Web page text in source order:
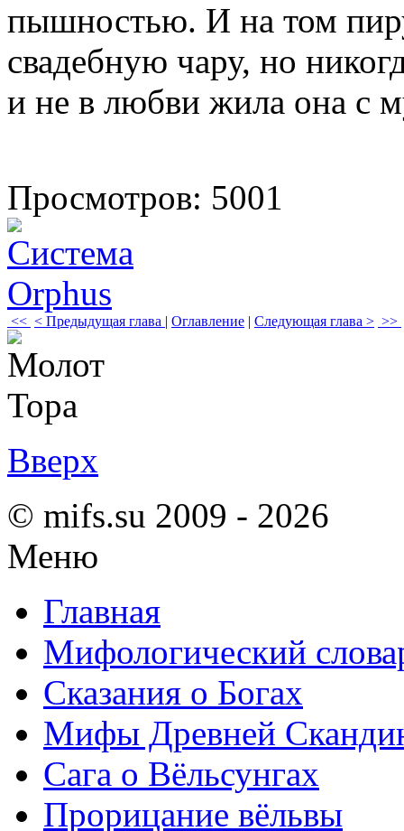
пышностью. И на том
свадебную чару, но
и не в любви жила она с
Просмотров: 5001
<< < Предыдущая глава | Оглавление | Следующая глава > >>
Вверх
© mifs.su 2009 - 2026
Меню
Главная
Мифологический
Сказания о Богах
Мифы Древней
Сага о Вёльсунгах
Прорицание вёльвы